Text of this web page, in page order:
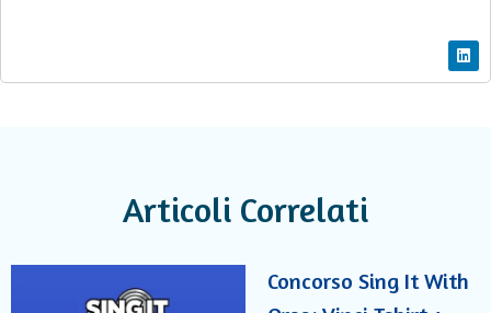
Articoli Correlati
Concorso Sing It With